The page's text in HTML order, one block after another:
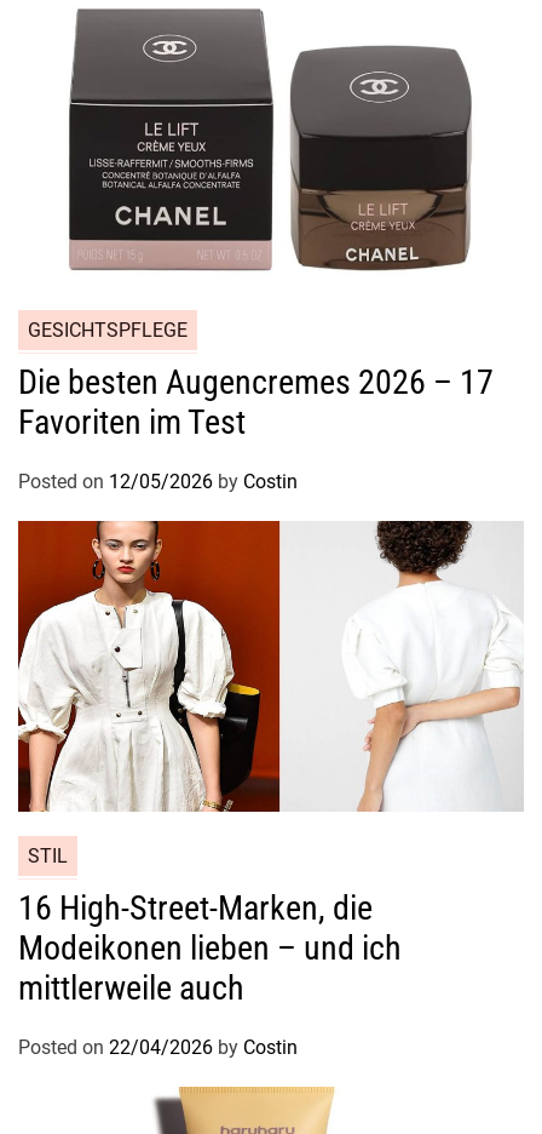
GESICHTSPFLEGE
Die besten Augencremes 2026 – 17
Favoriten im Test
Posted on 12/05/2026 by Costin
STIL
16 High-Street-Marken, die
Modeikonen lieben – und ich
mittlerweile auch
Posted on 22/04/2026 by Costin